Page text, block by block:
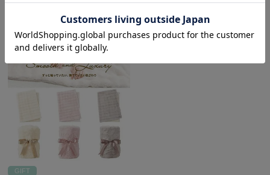
在庫切れ 在庫切れ
GIFT